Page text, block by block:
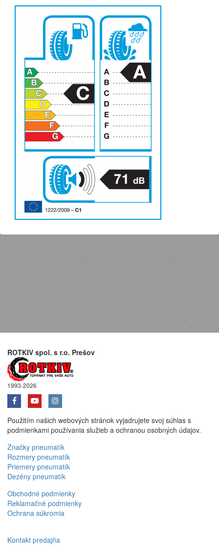
ROTKIV spol. s r.o. Prešov
1993-2026
Použitím našich webových stránok vyjadrujete svoj súhlas s
podmienkami používania služieb a ochranou osobných údajov.
Značky pneumatík
Rozmery pneumatík
Priemery pneumatík
Dezény pneumatík
Obchodné podmienky
Reklamačné podmienky
Ochrana súkromia
Kontakt predajňa